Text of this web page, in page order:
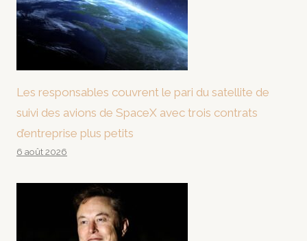
Les responsables couvrent le pari du satellite de
suivi des avions de SpaceX avec trois contrats
d’entreprise plus petits
6 août 2026